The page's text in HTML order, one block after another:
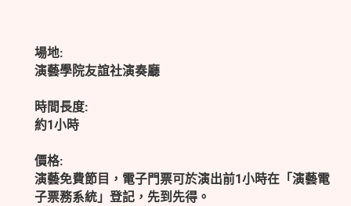
場地:
演藝學院友誼社演奏廳
時間長度:
約1小時
價格:
演藝免費節目，電子門票可於演出前1小時在「演藝電
子票務系統」登記，先到先得。